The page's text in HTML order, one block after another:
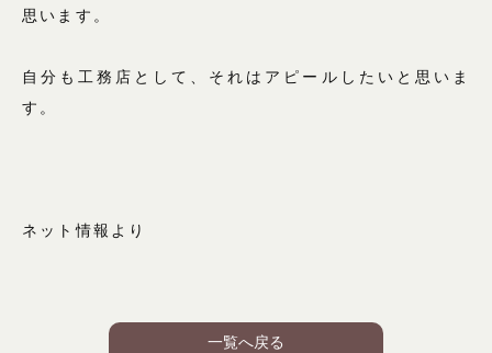
思います。
自分も工務店として、それはアピールしたいと思いま
す。
ネット情報より
一覧へ戻る